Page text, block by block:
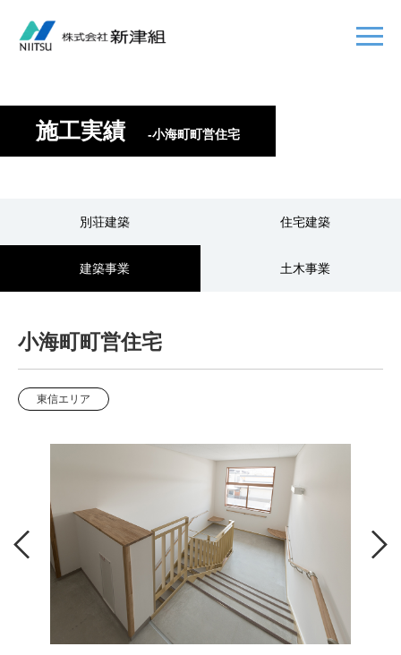
施工実績 -小海町町営住宅
別荘建築 住宅建築
建築事業 土木事業
小海町町営住宅
東信エリア